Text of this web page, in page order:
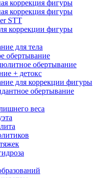
коррекция фигуры
коррекция фигуры
STT
коррекции фигуры
для тела
обертывание
обертывание
+ детокс
для коррекции фигуры
обертывание
веса